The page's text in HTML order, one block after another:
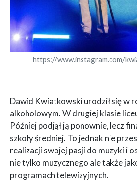
https://www.instagram.com/
Dawid Kwiatkowski urodził się w
alkoholowym. W drugiej klasie
Później podjął ją ponownie, lecz
szkoły średniej. To jednak nie
realizacji swojej pasji do muzyki i
nie tylko muzycznego ale także
programach telewizyjnych.